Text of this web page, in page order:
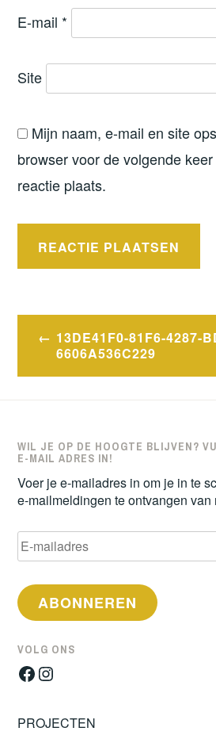
E-mail *
Site
Mijn naam, e-mail en site
browser voor de volgende
reactie plaats.
Bericht
navigatie
13DE41F0-81F6-4287-
6606A536C229
WIL JE OP DE HOOGTE BLIJVEN?
E-MAIL ADRES IN!
Voer je e-mailadres in om je in te
e-mailmeldingen te ontvangen
E-
mailadres
ABONNEREN
VOLG ONS
Facebook
Instagram
PROJECTEN